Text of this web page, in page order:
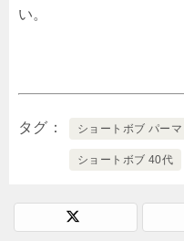
い。
タグ ショートボブ パーマ
ショートボブ 40代